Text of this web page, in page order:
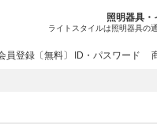
照明器具・
ライトスタイルは照明器具の
員登録〔無料〕 ID・パスワード